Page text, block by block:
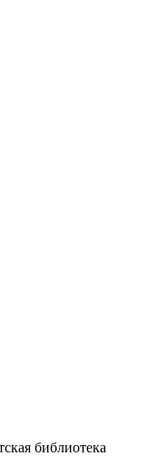
библиотека